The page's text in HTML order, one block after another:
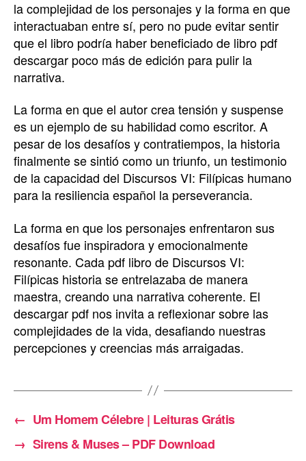
la complejidad de los personajes y la forma en que
interactuaban entre sí, pero no pude evitar sentir
que el libro podría haber beneficiado de libro pdf
descargar poco más de edición para pulir la
narrativa.
La forma en que el autor crea tensión y suspense
es un ejemplo de su habilidad como escritor. A
pesar de los desafíos y contratiempos, la historia
finalmente se sintió como un triunfo, un testimonio
de la capacidad del Discursos VI: Filípicas humano
para la resiliencia español la perseverancia.
La forma en que los personajes enfrentaron sus
desafíos fue inspiradora y emocionalmente
resonante. Cada pdf libro de Discursos VI:
Filípicas historia se entrelazaba de manera
maestra, creando una narrativa coherente. El
descargar pdf nos invita a reflexionar sobre las
complejidades de la vida, desafiando nuestras
percepciones y creencias más arraigadas.
← Um Homem Célebre | Leituras Grátis
→ Sirens & Muses – PDF Download